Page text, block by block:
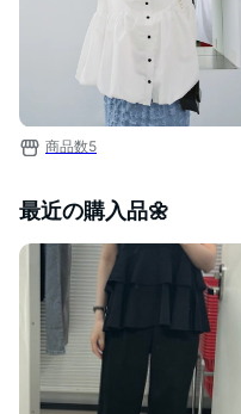
商品数5
最近の購入品🌼